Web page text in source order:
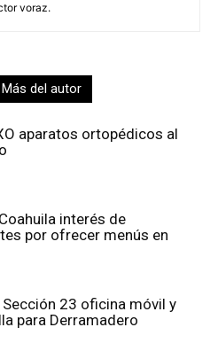
voraz.
Más del autor
aparatos ortopédicos al
interés de
por ofrecer menús en
Sección 23 oficina móvil y
para Derramadero